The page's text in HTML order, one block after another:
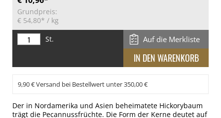
Grundpreis:
€ 54,80* / kg
St.
Auf die Merkliste
9,90 € Versand bei Bestellwert unter 350,00 €
Der in Nordamerika und Asien beheimatete Hickorybaum
trägt die Pecannussfrüchte. Die Form der Kerne deutet auf